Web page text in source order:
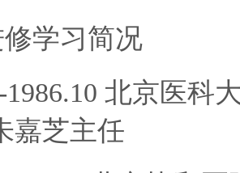
修学习简况
北京医科
嘉芝主任